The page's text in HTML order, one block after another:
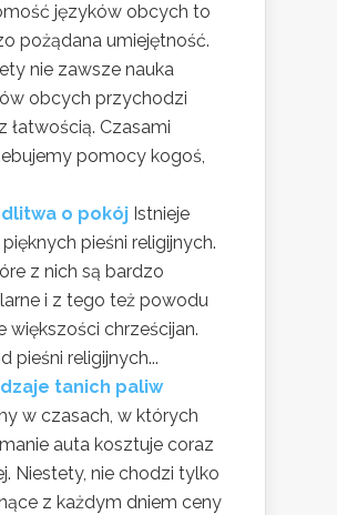
języków obcych to
pożądana umiejętność.
nie zawsze nauka
obcych przychodzi
łatwością. Czasami
pomocy kogoś,
o pokój Istnieje
pieśni religijnych.
z nich są bardzo
i z tego też powodu
większości chrześcijan.
pieśni religijnych...
tanich paliw
w czasach, w których
auta kosztuje coraz
Niestety, nie chodzi tylko
z każdym dniem ceny